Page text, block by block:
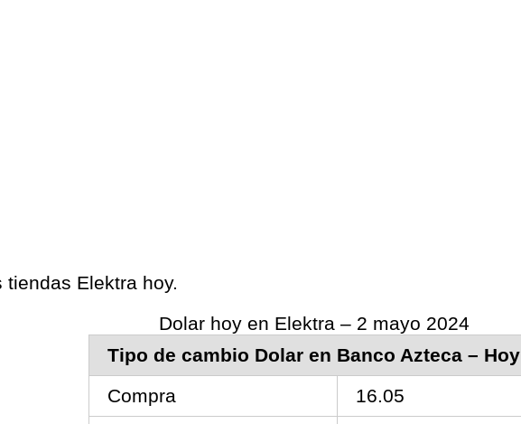
Elektra hoy.
Dolar hoy en Elektra – 2 mayo 2024
Tipo de cambio Dolar en Banco Azteca – Hoy
Compra
16.05